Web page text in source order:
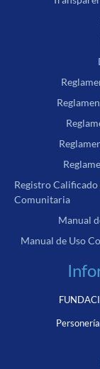
Registro
Comunitaria
Manual
Manual de Uso